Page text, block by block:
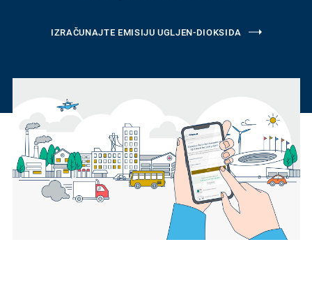
IZRAČUNAJTE EMISIJU UGLJEN-DIOKSIDA